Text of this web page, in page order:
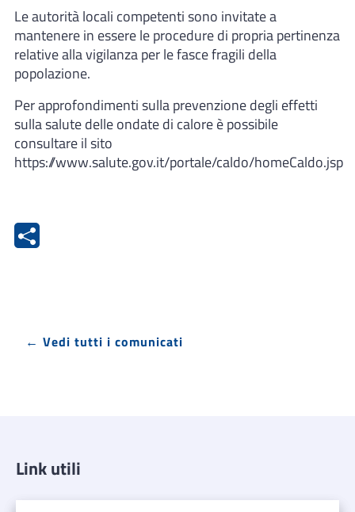
Le autorità locali competenti sono invitate a
mantenere in essere le procedure di propria pertinenza
relative alla vigilanza per le fasce fragili della
popolazione.
Per approfondimenti sulla prevenzione degli effetti
sulla salute delle ondate di calore è possibile
consultare il sito
https://www.salute.gov.it/portale/caldo/homeCaldo.jsp
← Vedi tutti i comunicati
Link utili